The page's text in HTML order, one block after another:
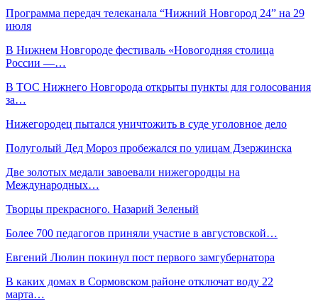
Программа передач телеканала “Нижний Новгород 24” на 29
июля
В Нижнем Новгороде фестиваль «Новогодняя столица
России —…
В ТОС Нижнего Новгорода открыты пункты для голосования
за…
Нижегородец пытался уничтожить в суде уголовное дело
Полуголый Дед Мороз пробежался по улицам Дзержинска
Две золотых медали завоевали нижегородцы на
Международных…
Творцы прекрасного. Назарий Зеленый
Более 700 педагогов приняли участие в августовской…
Евгений Люлин покинул пост первого замгубернатора
В каких домах в Сормовском районе отключат воду 22
марта…